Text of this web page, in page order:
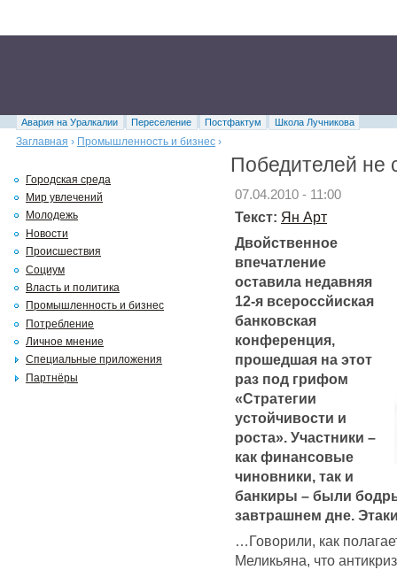
Авария на Уралкалии Переселение Постфактум
Школа Лучникова
Заглавная › Промышленность и бизнес ›
Победителей не
07.04.2010 - 11:00
Текст: Ян Арт
Двойственное
впечатление
оставила недавняя
12-я всероссйиская
банковская
конференция,
прошедшая на этот
раз под грифом
«Стратегии
устойчивости и
роста». Участники –
как финансовые
чиновники, так и
банкиры – были
завтрашнем дне.
…Говорили, как
Меликьяна, что
Городская среда
Мир увлечений
Молодежь
Новости
Происшествия
Социум
Власть и политика
Промышленность и бизнес
Потребление
Личное мнение
Специальные приложения
Партнёры